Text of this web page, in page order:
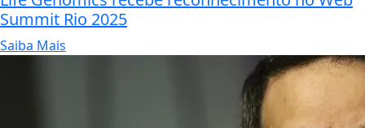
Summit Rio 2025
Saiba Mais